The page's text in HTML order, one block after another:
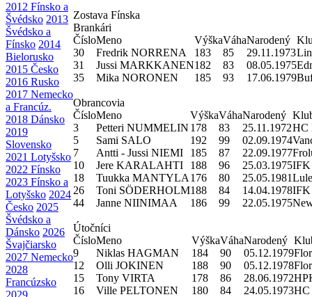
2012 Fínsko a
Švédsko 2013
Švédsko a
Fínsko 2014
Bielorusko
2015 Česko
2016 Rusko
2017 Nemecko
a Francúz.
2018 Dánsko
2019
Slovensko
2021 Lotyšsko
2022 Fínsko
2023 Fínsko a
Lotyšsko 2024
Česko 2025
Švédsko a
Dánsko 2026
Švajčiarsko
2027 Nemecko
2028
Francúzsko
2029
Zostava Fínska
Brankári
ČísloMeno VýškaVáhaNarodený
30
Fredrik NORRENA 183 85 29.11.1973
31
Jussi MARKKANEN182 83 08.05.1975
35
Mika NORONEN 185 93 17.06.1979
Obrancovia
ČísloMeno VýškaVáhaNarodený
3
Petteri NUMMELIN 178 83 25.11.1972HC
5
Sami SALO 192 99 02.09.1974
7
Antti - Jussi NIEMI 185 87 22.09.1977
10
Jere KARALAHTI 188 96 25.03.1975IFK
18
Tuukka MANTYLA 176 80 25.05.1981
26
Toni SÖDERHOLM188 84 14.04.1978IFK
44
Janne NIINIMAA 186 99 22.05.1975
Útočníci
ČísloMeno VýškaVáhaNarodený
9
Niklas HAGMAN 184 90 05.12.1979
12
Olli JOKINEN 188 90 05.12.1978
15
Tony VIRTA 178 86 28.06.1972
16
Ville PELTONEN 180 84 24.05.1973HC